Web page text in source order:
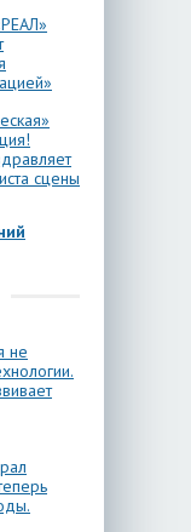
сцены
не